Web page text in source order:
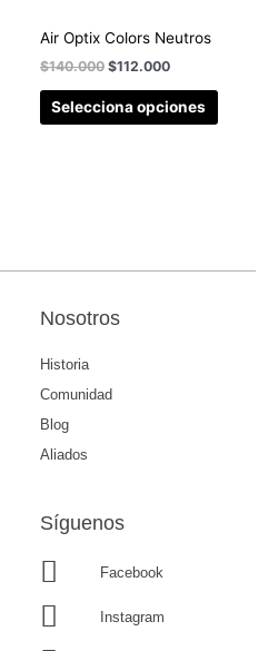
Air Optix Colors Neutros
$140.000 $112.000
Selecciona opciones
Nosotros
Historia
Comunidad
Blog
Aliados
Síguenos
Facebook
Instagram